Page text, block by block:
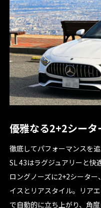
優雅なる2+2シータ
徹底してパフォーマンスを
SL 43はラグジュアリーと快
ロングノーズに2+2シータ
イスとリアスタイル。リア
で自動的に立ち上がり、角